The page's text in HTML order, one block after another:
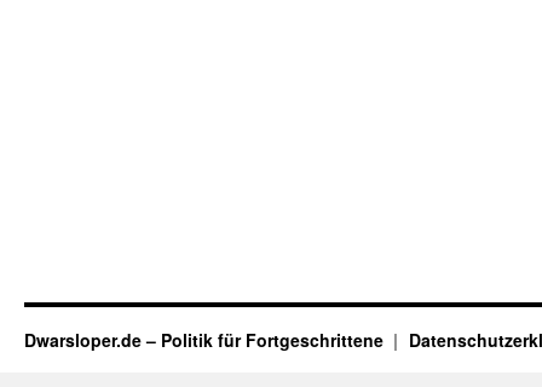
Dwarsloper.de – Politik für Fortgeschrittene